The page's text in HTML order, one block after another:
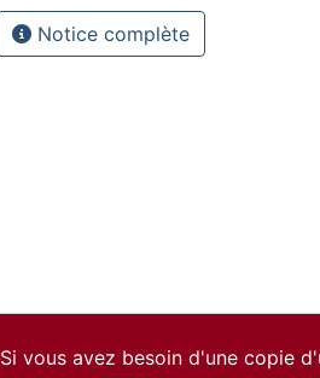
Notice complète
Si vous avez besoin d'une copie